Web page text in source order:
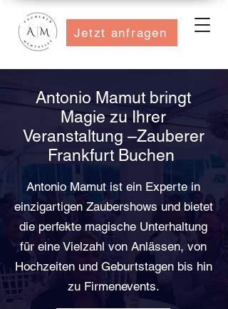
Jetzt anfragen
Antonio Mamut bringt
Magie zu Ihrer
Veranstaltung –Zauberer
Frankfurt Buchen
Antonio Mamut ist ein Experte in
einzigartigen Zaubershows und bietet
die perfekte magische Unterhaltung
für eine Vielzahl von Anlässen, von
Hochzeiten und Geburtstagen bis hin
zu Firmenevents.